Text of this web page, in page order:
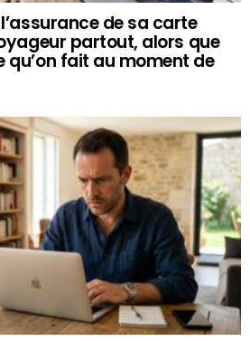
de sa carte
partout, alors que
qu’on fait au moment de